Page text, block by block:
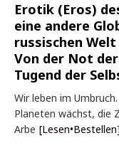
Erotik (Eros)
eine andere
russischen
Von der Not
Tugend der
Wir leben im
Planeten wächst, die
Arbe [Lesen•Bestellen]